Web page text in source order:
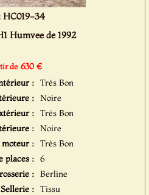
HC019-34
Humvee de 1992
de 630 €
: Très Bon
: Noire
: Très Bon
: Noire
: Très Bon
places : 6
: Berline
Sellerie : Tissu